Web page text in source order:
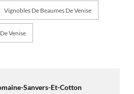
Vignobles De Beaumes De Venise
Venise
Sanvers-Et-Cotton